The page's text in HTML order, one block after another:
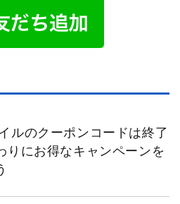
ルのクーポンコードは終了
りにお得なキャンペーンを